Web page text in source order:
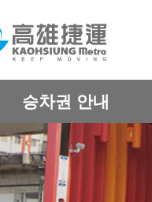
승차권 안내